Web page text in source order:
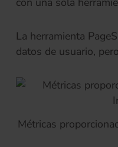
La herramienta
datos de usuario,
Métricas